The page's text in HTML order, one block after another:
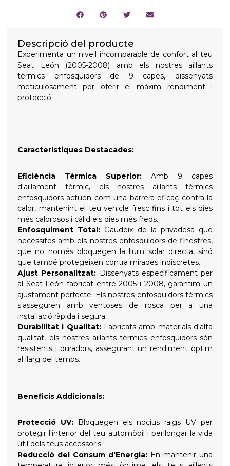
Descripció del producte
Experimenta un nivell incomparable de confort al teu
Seat León (2005-2008) amb els nostres aïllants
tèrmics enfosquidors de 9 capes, dissenyats
meticulosament per oferir el màxim rendiment i
protecció.
Característiques Destacades:
Eficiència Tèrmica Superior: Amb 9 capes
d'aïllament tèrmic, els nostres aïllants tèrmics
enfosquidors actuen com una barrera eficaç contra la
calor, mantenint el teu vehicle fresc fins i tot els dies
més calorosos i càlid els dies més freds.
Enfosquiment Total: Gaudeix de la privadesa que
necessites amb els nostres enfosquidors de finestres,
que no només bloquegen la llum solar directa, sinó
que també protegeixen contra mirades indiscretes.
Ajust Personalitzat: Dissenyats específicament per
al Seat León fabricat entre 2005 i 2008, garantim un
ajustament perfecte. Els nostres enfosquidors tèrmics
s'asseguren amb ventoses de rosca per a una
instal·lació ràpida i segura.
Durabilitat i Qualitat:Fabricats amb materials d'alta
qualitat, els nostres aïllants tèrmics enfosquidors són
resistents i duradors, assegurant un rendiment òptim
al llarg del temps.
Beneficis Addicionals:
Protecció UV:Bloquegen els nocius raigs UV per
protegir l'interior del teu automòbil i perllongar la vida
útil dels teus accessoris.
Reducció del Consum d'Energia: En mantenir una